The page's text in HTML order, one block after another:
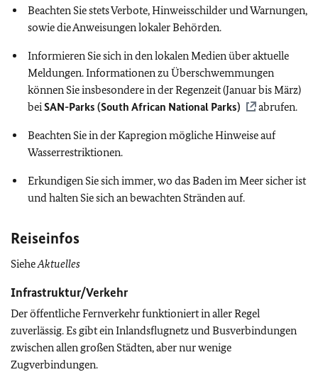
Beachten Sie stets Verbote, Hinweisschilder und Warnungen,
sowie die Anweisungen lokaler Behörden.
Informieren Sie sich in den lokalen Medien über aktuelle
Meldungen. Informationen zu Überschwemmungen
können Sie insbesondere in der Regenzeit (Januar bis März)
beiSAN-Parks (South African National Parks) abrufen.
Beachten Sie in der Kapregion mögliche Hinweise auf
Wasserrestriktionen.
Erkundigen Sie sich immer, wo das Baden im Meer sicher ist
und halten Sie sich an bewachten Stränden auf.
Reiseinfos
SieheAktuelles
Infrastruktur/Verkehr
Der öffentliche Fernverkehr funktioniert in aller Regel
zuverlässig. Es gibt ein Inlandsflugnetz und Busverbindungen
zwischen allen großen Städten, aber nur wenige
Zugverbindungen.